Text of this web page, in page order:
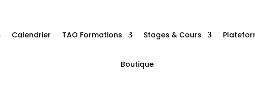
Calendrier TAO Formations Stages & Cours
Boutique